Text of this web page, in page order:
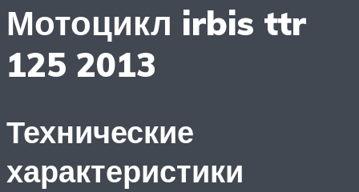
Мотоцикл irbis ttr
125 2013
Технические
характеристики